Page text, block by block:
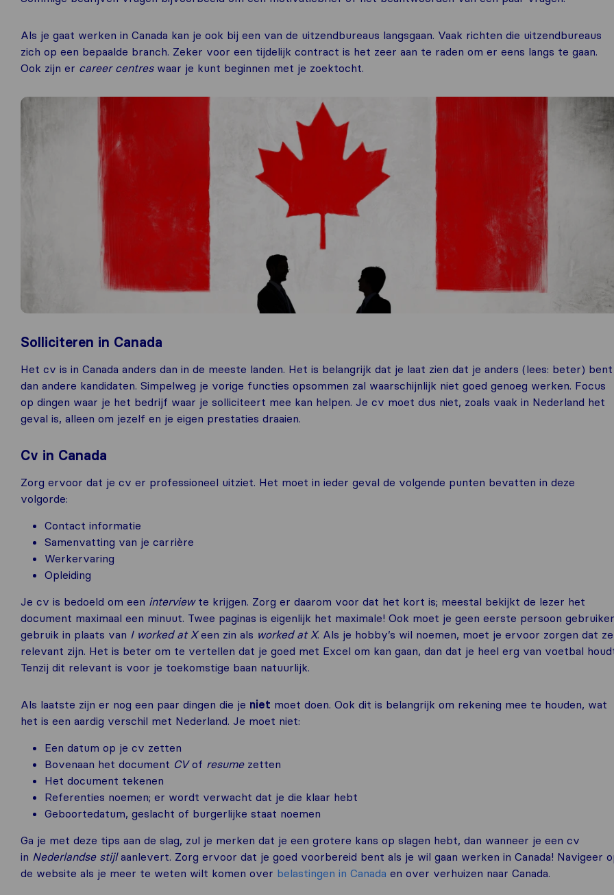
Als je gaat werken in Canada kan je ook bij een van de uitzendbureaus langsgaan. Vaak richten die uitzendbureaus
zich op een bepaalde branch. Zeker voor een tijdelijk contract is het zeer aan te raden om er eens langs te gaan.
Ook zijn er career centreswaar je kunt beginnen met je zoektocht.
Solliciteren in Canada
Het cv is in Canada anders dan in de meeste landen. Het is belangrijk dat je laat zien dat je anders (lees: beter) bent
dan andere kandidaten. Simpelweg je vorige functies opsommen zal waarschijnlijk niet goed genoeg werken. Focus
op dingen waar je het bedrijf waar je solliciteert mee kan helpen. Je cv moet dus niet, zoals vaak in Nederland het
geval is, alleen om jezelf en je eigen prestaties draaien.
Cv in Canada
Zorg ervoor dat je cv er professioneel uitziet. Het moet in ieder geval de volgende punten bevatten in deze
volgorde:
Contact informatie
Samenvatting van je carrière
Werkervaring
Opleiding
Je cv is bedoeld om een interviewte krijgen. Zorg er daarom voor dat het kort is; meestal bekijkt de lezer het
document maximaal een minuut. Twee paginas is eigenlijk het maximale! Ook moet je geen eerste persoon
gebruik in plaats van I worked at Xeen zin als worked at X. Als je hobby’s wil noemen, moet je ervoor zorgen dat ze
relevant zijn. Het is beter om te vertellen dat je goed met Excel om kan gaan, dan dat je heel erg van voetbal
Tenzij dit relevant is voor je toekomstige baan natuurlijk.
Als laatste zijn er nog een paar dingen die je niet moet doen. Ook dit is belangrijk om rekening mee te houden, wat
het is een aardig verschil met Nederland. Je moet niet:
Een datum op je cv zetten
Bovenaan het document CVof resumezetten
Het document tekenen
Referenties noemen; er wordt verwacht dat je die klaar hebt
Geboortedatum, geslacht of burgerlijke staat noemen
Ga je met deze tips aan de slag, zul je merken dat je een grotere kans op slagen hebt, dan wanneer je een cv
in Nederlandse stijlaanlevert. Zorg ervoor dat je goed voorbereid bent als je wil gaan werken in Canada! Navigeer
de website als je meer te weten wilt komen over belastingen in Canada en over verhuizen naar Canada.